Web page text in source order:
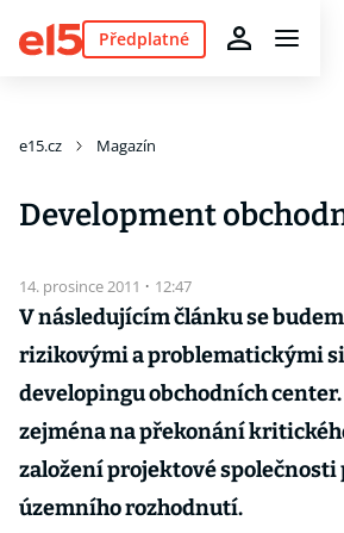
Předplatné
e15.cz Magazín
Development
14. prosince 2011 · 12:47
V následujícím článku se
rizikovými a problematickými
developingu obchodních
zejména na překonání
založení projektové společnosti
územního rozhodnutí.